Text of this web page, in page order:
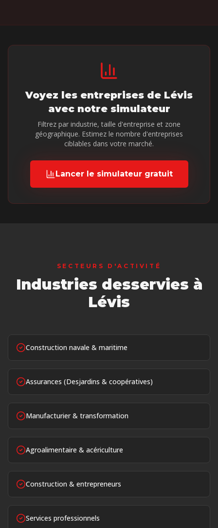
Voyez les entreprises de Lévis
avec notre simulateur
Filtrez par industrie, taille d'entreprise et zone
géographique. Estimez le nombre d'entreprises
ciblables dans votre marché.
Lancer le simulateur gratuit
SECTEURS D'ACTIVITÉ
Industries desservies à
Lévis
Construction navale & maritime
Assurances (Desjardins & coopératives)
Manufacturier & transformation
Agroalimentaire & acériculture
Construction & entrepreneurs
Services professionnels